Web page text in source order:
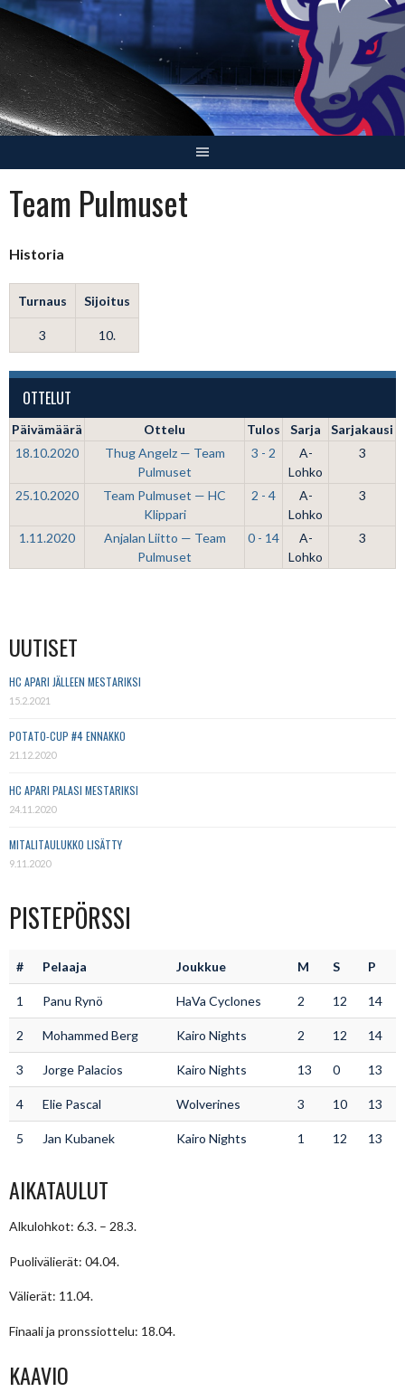
Skip
content
Team Pulmuset
Historia
Turnaus Sijoitus
3 10.
OTTELUT
Päivämäärä Ottelu Tulos Sarja
Sarjakausi
18.10.2020
Thug Angelz — Team
Pulmuset
3 - 2
A-
Lohko
3
25.10.2020
Team Pulmuset — HC
Klippari
2 - 4
A-
Lohko
3
1.11.2020
Anjalan Liitto — Team
Pulmuset
0 - 14
A-
Lohko
3
UUTISET
HC APARI JÄLLEEN MESTARIKSI
15.2.2021
POTATO-CUP #4 ENNAKKO
21.12.2020
HC APARI PALASI MESTARIKSI
24.11.2020
MITALITAULUKKO LISÄTTY
9.11.2020
PISTEPÖRSSI
# Pelaaja Joukkue M S P
1 Panu Rynö HaVa Cyclones 2 12 14
2 Mohammed Berg Kairo Nights 2 12 14
3 Jorge Palacios Kairo Nights 13 0 13
4 Elie Pascal Wolverines 3 10 13
5 Jan Kubanek Kairo Nights 1 12 13
AIKATAULUT
Alkulohkot: 6.3. – 28.3.
Puolivälierät: 04.04.
Välierät: 11.04.
Finaali ja pronssiottelu: 18.04.
KAAVIO